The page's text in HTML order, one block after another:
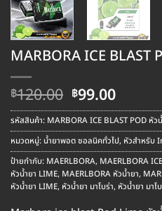
MARBORA ICE BLAST
฿120.00 Original
price
was:
฿120.00.
฿99.00Current
price
is:
฿
รหัสสินค้า: MARBORA ICE BLAST POD หัว
หมวดหมู่: น้ำยาพอต ซอลนิคทั่วไป, หัวสำหรับ
ป้ายกำกับ: MAERLBORA, MAERLBORA
หัวน้ำยา LIME, MAERLBORA หัวน้ำยา,
หัวน้ำยา LIME, หัวน้ำยา มาโบร่า, หัวน้ำยา มาโ